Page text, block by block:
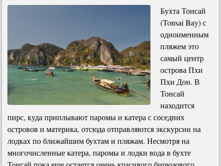
Бухта Тонсай
(Tonsai Bay) с
одноименным
пляжем это
самый центр
острова Пхи
Пхи Дон. В
Тонсай
находится
пирс, куда приплывают паромы и катера с соседних
островов и материка, отсюда отправляются экскурсии на
лодках по ближайшим бухтам и пляжам. Несмотря на
многочисленные катера, паромы и лодки вода в бухте